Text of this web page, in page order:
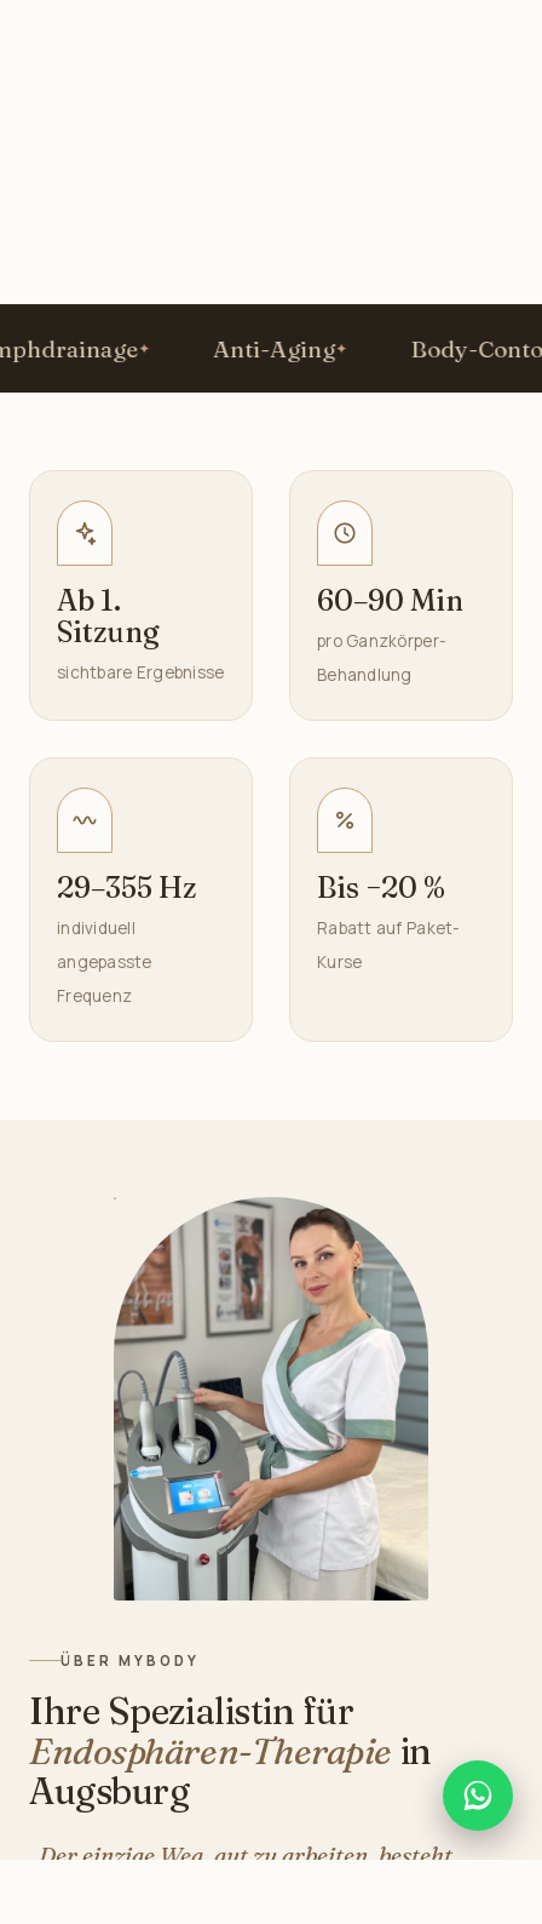
Anti-Aging Body-
Ab 1.
Sitzung
sichtbare Ergebnisse
60–90 Min
pro Ganzkörper-
Behandlung
29–355 Hz
individuell
angepasste
Frequenz
Bis −20 %
Rabatt auf Paket-
Kurse
ÜBER MYBODY
Ihre Spezialistin für
Endosphären-Therapie in
Augsburg
„Der einzige Weg, gut zu arbeiten, besteht